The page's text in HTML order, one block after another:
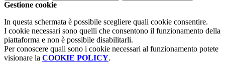
Gestione cookie
In questa schermata è possibile scegliere quali cookie consentire.
I cookie necessari sono quelli che consentono il funzionamento della
piattaforma e non è possibile disabilitarli.
Per conoscere quali sono i cookie necessari al funzionamento potete
visionare la COOKIE POLICY.